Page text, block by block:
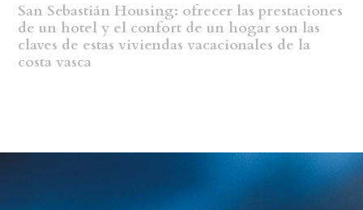
San Sebastián Housing: ofrecer las prestaciones
de un hotel y el confort de un hogar son las
claves de estas viviendas vacacionales de la
costa vasca